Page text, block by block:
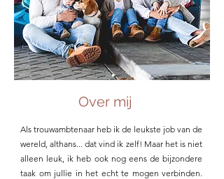
Over mij
Als trouwambtenaar heb ik de leukste job van de
wereld, althans... dat vind ik zelf! Maar het is niet
alleen leuk, ik heb ook nog eens de bijzondere
taak om jullie in het echt te mogen verbinden.